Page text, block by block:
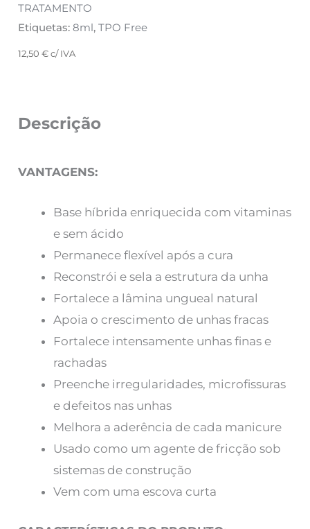
TRATAMENTO
Etiquetas:8ml,TPO Free
12,50€ c/ IVA
Descrição
VANTAGENS:
Base híbrida enriquecida com vitaminas
e sem ácido
Permanece flexível após a cura
Reconstrói e sela a estrutura da unha
Fortalece a lâmina ungueal natural
Apoia o crescimento de unhas fracas
Fortalece intensamente unhas finas e
rachadas
Preenche irregularidades, microfissuras
e defeitos nas unhas
Melhora a aderência de cada manicure
Usado como um agente de fricção sob
sistemas de construção
Vem com uma escova curta